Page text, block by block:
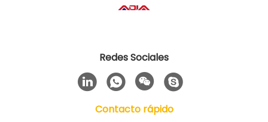
Redes Sociales
Contacto rápido